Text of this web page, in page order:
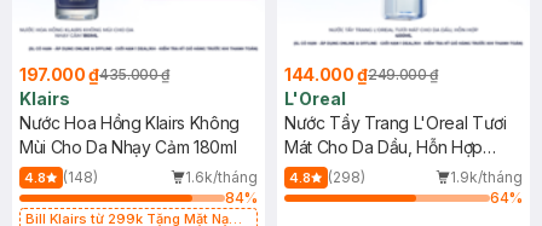
197.000 ₫435.000 ₫
Klairs
Nước Hoa Hồng Klairs Không
Mùi Cho Da Nhạy Cảm 180ml
4.8 (148)
1.6k/tháng
84%
Bill Klairs từ 299k Tặng Mặt Nạ
144.000 ₫249.000 ₫
L'Oreal
Nước Tẩy Trang L'Oreal Tươi
Mát Cho Da Dầu, Hỗn Hợp
400ml
4.8 (298)
1.9k/tháng
64%